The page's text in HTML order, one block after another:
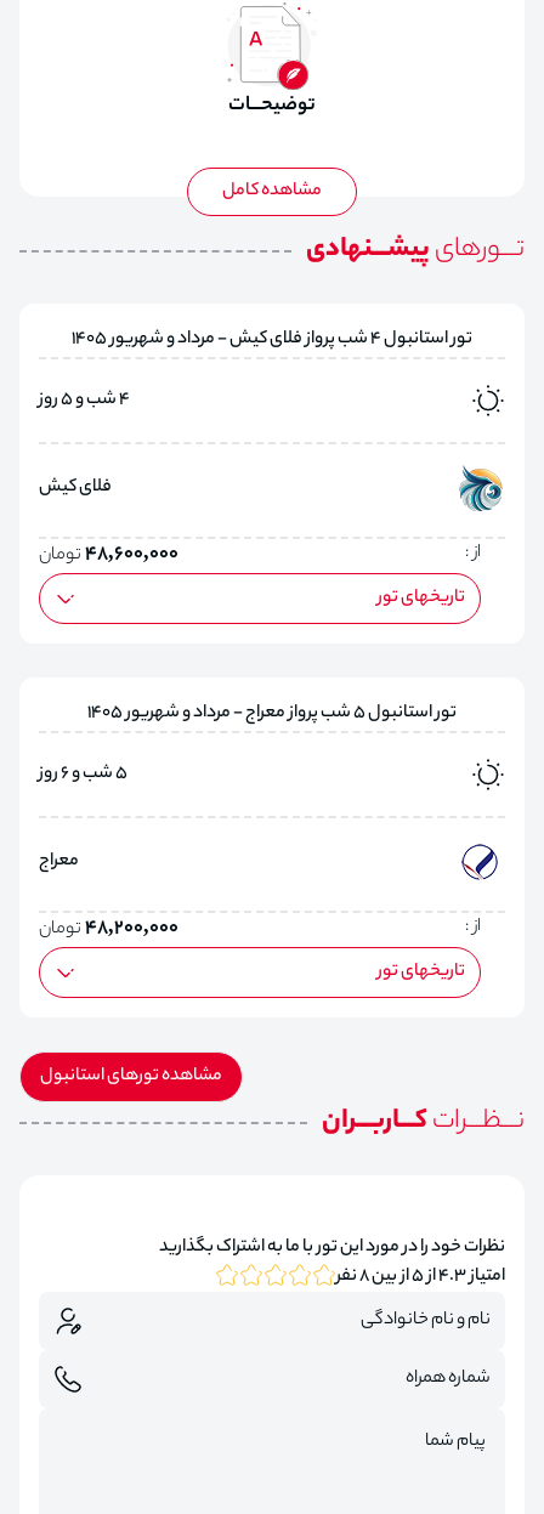
اقامت در هتل با صبحانه
توضیحـــات
تـــورهایپیشـــنهادی
تور استانبول 4 شب پرواز فلای کیش - مرداد و شهریور 1405
4 شب و 5 روز
فلای کیش
از : 48,600,000تومان
تاریخهای تور
تور استانبول 5 شب پرواز معراج - مرداد و شهریور 1405
5 شب و 6 روز
معراج
از : 48,200,000تومان
تاریخهای تور
مشاهده تورهای استانبول
نـــظـــراتکـــاربـــران
نظرات خود را در مورد این تور با ما به اشتراک بگذارید
امتیاز 4.3 از 5 از بین 8 نفر